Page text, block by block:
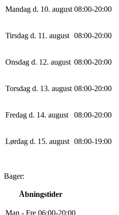
Mandag d. 10. august 08:00-20:00
Tirsdag d. 11. august 08:00-20:00
Onsdag d. 12. august 08:00-20:00
Torsdag d. 13. august 08:00-20:00
Fredag d. 14. august 08:00-20:00
Lørdag d. 15. august 08:00-19:00
Bager:
Åbningstider
Man - Fre 06:00-20:00